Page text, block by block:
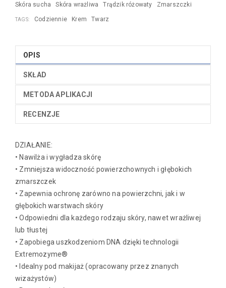
Skóra sucha
Skóra wrażliwa Trądzik różowaty Zmarszczki
TAGS: Codziennie Krem Twarz
OPIS
SKŁAD
METODA APLIKACJI
RECENZJE
DZIAŁANIE:
• Nawilża i wygładza skórę
• Zmniejsza widoczność powierzchownych i głębokich
zmarszczek
• Zapewnia ochronę zarówno na powierzchni, jak i w
głębokich warstwach skóry
• Odpowiedni dla każdego rodzaju skóry, nawet wrażliwej
lub tłustej
• Zapobiega uszkodzeniom DNA dzięki technologii
Extremozyme®
• Idealny pod makijaż (opracowany przez znanych
wizażystów)